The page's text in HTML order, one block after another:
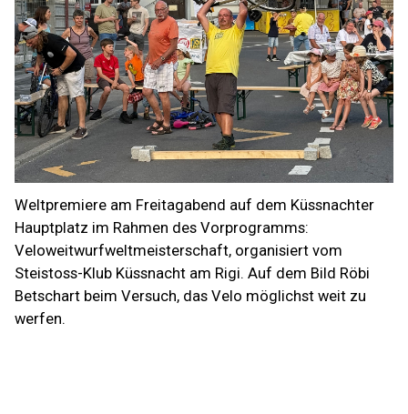
Weltpremiere am Freitagabend auf dem Küssnachter
Hauptplatz im Rahmen des Vorprogramms:
Veloweitwurfweltmeisterschaft, organisiert vom
Steistoss-Klub Küssnacht am Rigi. Auf dem Bild Röbi
Betschart beim Versuch, das Velo möglichst weit zu
werfen.